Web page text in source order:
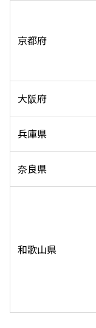
京都府
大阪府
兵庫県
奈良県
和歌山県